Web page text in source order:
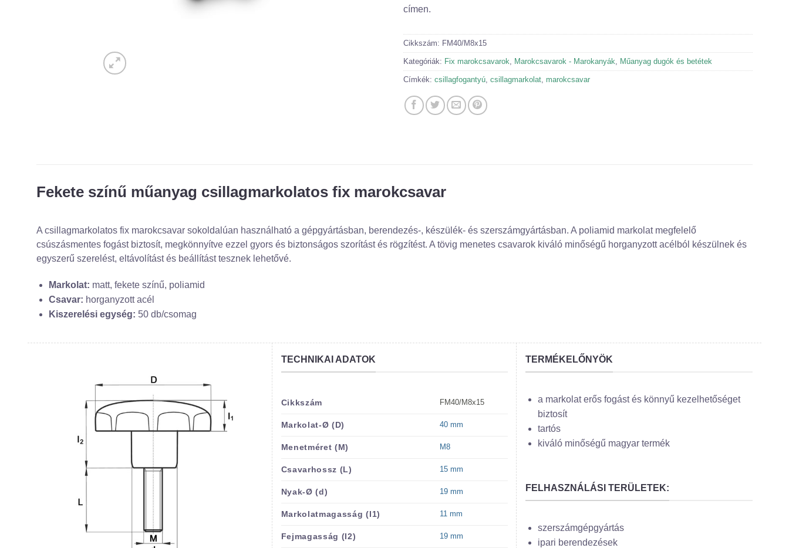
címen.
Cikkszám: FM40/M8x15
Kategóriák: Fix marokcsavarok Marokcsavarok - Marokanyák Műanyag dugók és betétek
Címkék: csillagfogantyú csillagmarkolat marokcsavar
Fekete színű műanyag csillagmarkolatos fix marokcsavar
A csillagmarkolatos fix marokcsavar sokoldalúan használható a gépgyártásban, berendezés-, készülék- és szerszámgyártásban. A poliamid markolat megfelelő
csúszásmentes fogást biztosít, megkönnyítve ezzel gyors és biztonságos szorítást és rögzítést. A tövig menetes csavarok kiváló minőségű horganyzott acélból készülnek és
egyszerű szerelést, eltávolítást és beállítást tesznek lehetővé.
Markolat: matt, fekete színű, poliamid
Csavar: horganyzott acél
Kiszerelési egység: 50 db/csomag
TECHNIKAI ADATOK
Cikkszám FM40/M8x15
Markolat-Ø (D) 40 mm
Menetméret (M) M8
Csavarhossz (L) 15 mm
Nyak-Ø (d) 19 mm
Markolatmagasság (I1) 11 mm
Fejmagasság (I2) 19 mm
TERMÉKELŐNYÖK
a markolat erős fogást és könnyű kezelhetőséget
biztosít
tartós
kiváló minőségű magyar termék
FELHASZNÁLÁSI TERÜLETEK:
szerszámgépgyártás
ipari berendezések